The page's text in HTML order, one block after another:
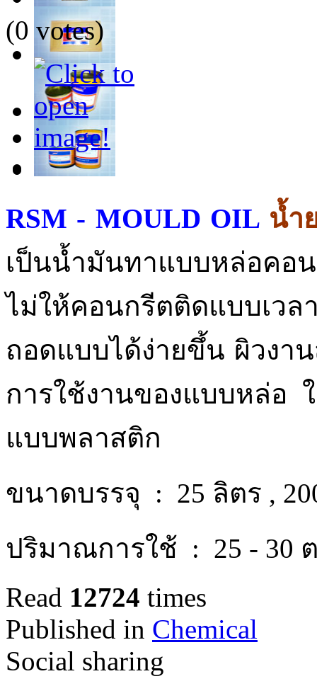
(0 votes)
RSM - MOULD OIL น้ำ
เป็นน้ำมันทาแบบหล่อคอ
ไม่ให้คอนกรีตติดแบบเว
ถอดแบบได้ง่ายขึ้น ผิวงา
การใช้งานของแบบหล่อ
แบบพลาสติก
ขนาดบรรจุ : 25 ลิตร ,
ปริมาณการใช้ : 25 - 30
Read 12724 times
Published in Chemical
Social sharing